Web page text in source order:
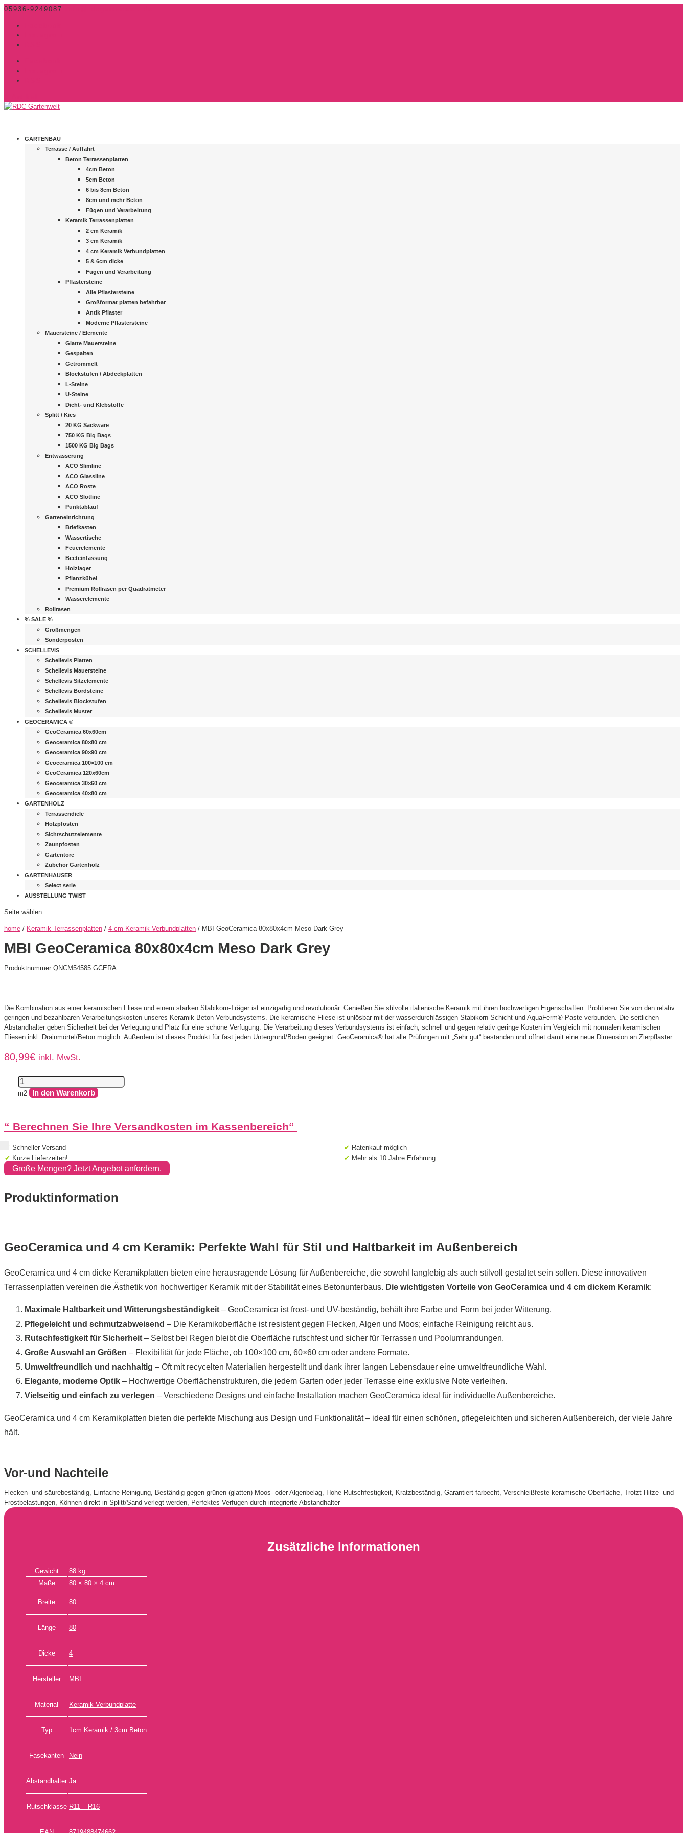
05936-9249087
GARTENBAU
Terrasse / Auffahrt
Beton Terrassenplatten
4cm Beton
5cm Beton
6 bis 8cm Beton
8cm und mehr Beton
Fügen und Verarbeitung
Keramik Terrassenplatten
2 cm Keramik
3 cm Keramik
4 cm Keramik Verbundplatten
5 & 6cm dicke
Fügen und Verarbeitung
Pflastersteine
Alle Pflastersteine
Großformat platten befahrbar
Antik Pflaster
Moderne Pflastersteine
Mauersteine / Elemente
Glatte Mauersteine
Gespalten
Getrommelt
Blockstufen / Abdeckplatten
L-Steine
U-Steine
Dicht- und Klebstoffe
Splitt / Kies
20 KG Sackware
750 KG Big Bags
1500 KG Big Bags
Entwässerung
ACO Slimline
ACO Glassline
ACO Roste
ACO Slotline
Punktablauf
Garteneinrichtung
Briefkasten
Wassertische
Feuerelemente
Beeteinfassung
Holzlager
Pflanzkübel
Premium Rollrasen per Quadratmeter
Wasserelemente
Rollrasen
% SALE %
Großmengen
Sonderposten
SCHELLEVIS
Schellevis Platten
Schellevis Mauersteine
Schellevis Sitzelemente
Schellevis Bordsteine
Schellevis Blockstufen
Schellevis Muster
GEOCERAMICA ®
GeoCeramica 60x60cm
Geoceramica 80×80 cm
Geoceramica 90×90 cm
Geoceramica 100×100 cm
GeoCeramica 120x60cm
Geoceramica 30×60 cm
Geoceramica 40×80 cm
GARTENHOLZ
Terrassendiele
Holzpfosten
Sichtschutzelemente
Zaunpfosten
Gartentore
Zubehör Gartenholz
GARTENHAUSER
Select serie
AUSSTELLUNG TWIST
Seite wählen
home / Keramik Terrassenplatten / 4 cm Keramik Verbundplatten / MBI GeoCeramica 80x80x4cm Meso Dark Grey
MBI GeoCeramica 80x80x4cm Meso Dark Grey
Produktnummer QNCM54585.GCERA
Die Kombination aus einer keramischen Fliese und einem starken Stabikorn-Träger ist einzigartig und revolutionär. Genießen Sie stilvolle italienische Keramik mit ihren hochwertigen Eigenschaften. Profitieren Sie von den relativ
geringen und bezahlbaren Verarbeitungskosten unseres Keramik-Beton-Verbundsystems. Die keramische Fliese ist unlösbar mit der wasserdurchlässigen Stabikorn-Schicht und AquaFerm®-Paste verbunden. Die seitlichen
Abstandhalter geben Sicherheit bei der Verlegung und Platz für eine schöne Verfugung. Die Verarbeitung dieses Verbundsystems ist einfach, schnell und gegen relativ geringe Kosten im Vergleich mit normalen keramischen
Fliesen inkl. Drainmörtel/Beton möglich. Außerdem ist dieses Produkt für fast jeden Untergrund/Boden geeignet. GeoCeramica® hat alle Prüfungen mit „Sehr gut“ bestanden und öffnet damit eine neue Dimension an Zierpflaster.
80,99€ inkl. MwSt.
MBI
GeoCeramica
80x80x4cm
Grey
m2 In den Warenkorb
“ Berechnen Sie Ihre Versandkosten im Kassenbereich“
✔ Schneller Versand ✔ Ratenkauf möglich
✔ Kurze Lieferzeiten! ✔ Mehr als 10 Jahre Erfahrung
Große Mengen? Jetzt Angebot anfordern.
Produktinformation
GeoCeramica und 4 cm Keramik: Perfekte Wahl für Stil und Haltbarkeit im Außenbereich
GeoCeramica und 4 cm dicke Keramikplatten bieten eine herausragende Lösung für Außenbereiche, die sowohl langlebig als auch stilvoll gestaltet sein sollen. Diese innovativen
Terrassenplatten vereinen die Ästhetik von hochwertiger Keramik mit der Stabilität eines Betonunterbaus. Die wichtigsten Vorteile von GeoCeramica und 4 cm dickem Keramik:
Maximale Haltbarkeit und Witterungsbeständigkeit – GeoCeramica ist frost- und UV-beständig, behält ihre Farbe und Form bei jeder Witterung.
Pflegeleicht und schmutzabweisend – Die Keramikoberfläche ist resistent gegen Flecken, Algen und Moos; einfache Reinigung reicht aus.
Rutschfestigkeit für Sicherheit – Selbst bei Regen bleibt die Oberfläche rutschfest und sicher für Terrassen und Poolumrandungen.
Große Auswahl an Größen – Flexibilität für jede Fläche, ob 100×100 cm, 60×60 cm oder andere Formate.
Umweltfreundlich und nachhaltig – Oft mit recycelten Materialien hergestellt und dank ihrer langen Lebensdauer eine umweltfreundliche Wahl.
Elegante, moderne Optik – Hochwertige Oberflächenstrukturen, die jedem Garten oder jeder Terrasse eine exklusive Note verleihen.
Vielseitig und einfach zu verlegen – Verschiedene Designs und einfache Installation machen GeoCeramica ideal für individuelle Außenbereiche.
GeoCeramica und 4 cm Keramikplatten bieten die perfekte Mischung aus Design und Funktionalität – ideal für einen schönen, pflegeleichten und sicheren Außenbereich, der viele Jahre
hält.
Vor-und Nachteile
Flecken- und säurebeständig, Einfache Reinigung, Beständig gegen grünen (glatten) Moos- oder Algenbelag, Hohe Rutschfestigkeit, Kratzbeständig, Garantiert farbecht, Verschleißfeste keramische Oberfläche, Trotzt Hitze- und
Frostbelastungen, Können direkt in Splitt/Sand verlegt werden, Perfektes Verfugen durch integrierte Abstandhalter
Zusätzliche Informationen
Gewicht
88 kg
Maße
80 × 80 × 4 cm
Breite 80
Länge 80
Dicke 4
Hersteller MBI
Material Keramik Verbundplatte
Typ 1cm Keramik / 3cm Beton
Fasekanten Nein
Abstandhalter Ja
Rutschklasse R11 – R16